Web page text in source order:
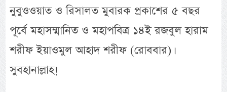
নুবুওওয়াত ও রিসালত মুবারক প্রকাশের ৫ বছর
পূর্বে মহাসম্মানিত ও মহাপবিত্র ১৪ই রজবুল হারাম
শরীফ ইয়াওমুল আহাদ শরীফ (রোববার)।
সুবহানাল্লাহ!